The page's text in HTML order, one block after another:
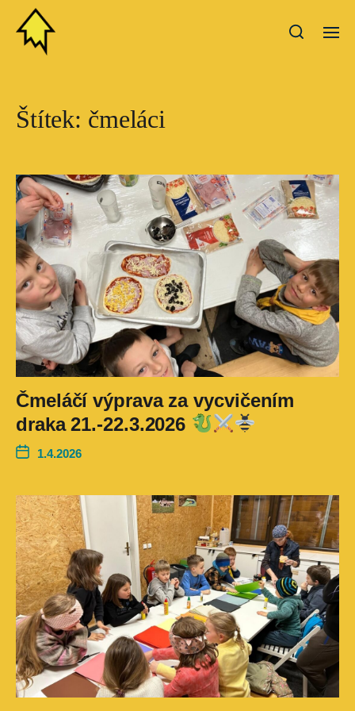
Štítek: čmeláci
Čmeláčí výprava za vycvičením
draka 21.-22.3.2026
1.4.2026